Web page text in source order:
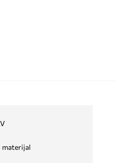
materijal